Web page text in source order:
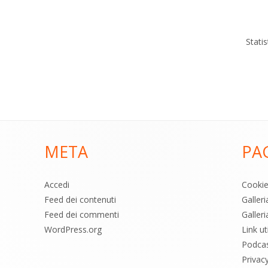
META
Accedi
Feed dei contenuti
Feed dei commenti
WordPress.org
Link